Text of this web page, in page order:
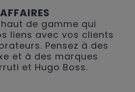
de gamme qui
liens avec vos clients
Pensez à des
et à des marques
et Hugo Boss.